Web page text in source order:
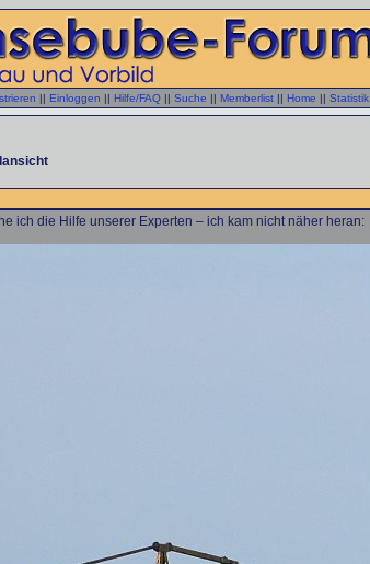
|| Einloggen || Hilfe/FAQ || Suche || Memberlist || Home || Statistik
ich die Hilfe unserer Experten – ich kam nicht näher heran: